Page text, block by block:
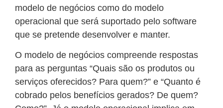
modelo de negócios como do modelo
operacional que será suportado pelo software
que se pretende desenvolver e manter.
O modelo de negócios compreende respostas
para as perguntas “Quais são os produtos ou
serviços oferecidos? Para quem?” e “Quanto é
cobrado pelos benefícios gerados? De quem?